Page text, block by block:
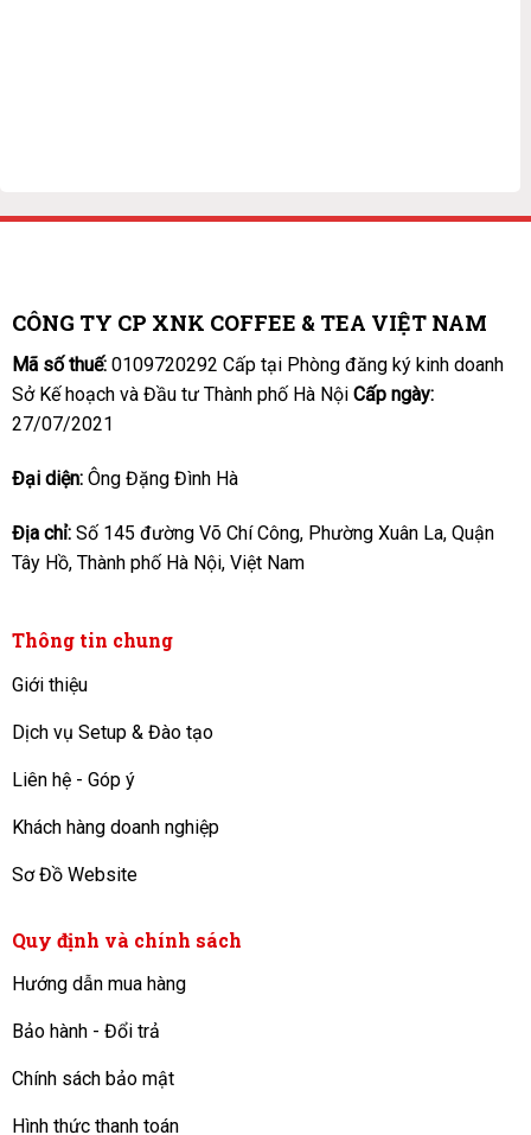
CÔNG TY CP XNK COFFEE & TEA VIỆT NAM
Mã số thuế:0109720292 Cấp tại Phòng đăng ký kinh doanh
Sở Kế hoạch và Đầu tư Thành phố Hà Nội Cấp ngày:
27/07/2021
Đại diện: Ông Đặng Đình Hà
Địa chỉ: Số 145 đường Võ Chí Công, Phường Xuân La, Quận
Tây Hồ, Thành phố Hà Nội, Việt Nam
Thông tin chung
Giới thiệu
Dịch vụ Setup & Đào tạo
Liên hệ - Góp ý
Khách hàng doanh nghiệp
Sơ Đồ Website
Quy định và chính sách
Hướng dẫn mua hàng
Bảo hành - Đổi trả
Chính sách bảo mật
Hình thức thanh toán